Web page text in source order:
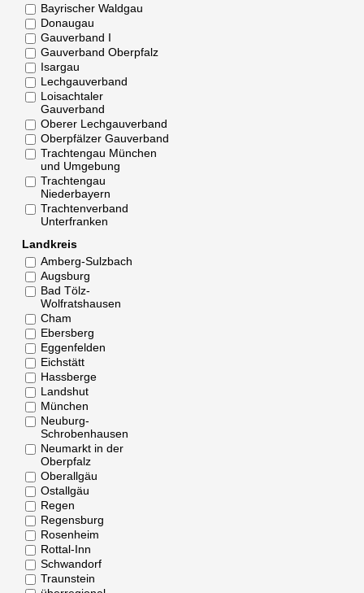
Bayrischer Waldgau
Donaugau
Gauverband I
Gauverband Oberpfalz
Isargau
Lechgauverband
Loisachtaler
Gauverband
Oberer Lechgauverband
Oberpfälzer Gauverband
Trachtengau München
und Umgebung
Trachtengau
Niederbayern
Trachtenverband
Unterfranken
Landkreis
Amberg-Sulzbach
Augsburg
Bad Tölz-
Wolfratshausen
Cham
Ebersberg
Eggenfelden
Eichstätt
Hassberge
Landshut
München
Neuburg-
Schrobenhausen
Neumarkt in der
Oberpfalz
Oberallgäu
Ostallgäu
Regen
Regensburg
Rosenheim
Rottal-Inn
Schwandorf
Traunstein